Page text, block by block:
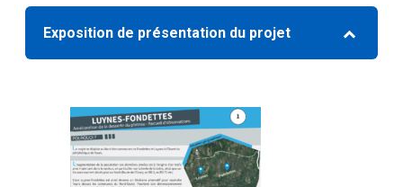
Exposition de présentation du projet